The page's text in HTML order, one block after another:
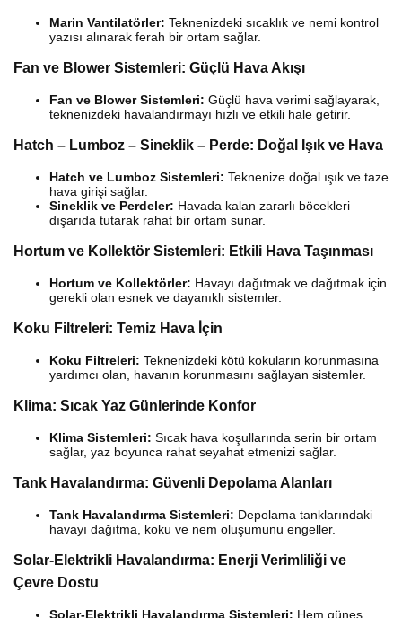
Marin Vantilatörler: Teknenizdeki sıcaklık ve nemi kontrol
yazısı alınarak ferah bir ortam sağlar.
Fan ve Blower Sistemleri: Güçlü Hava Akışı
Fan ve Blower Sistemleri: Güçlü hava verimi sağlayarak,
teknenizdeki havalandırmayı hızlı ve etkili hale getirir.
Hatch – Lumboz – Sineklik – Perde: Doğal Işık ve Hava
Hatch ve Lumboz Sistemleri: Teknenize doğal ışık ve taze
hava girişi sağlar.
Sineklik ve Perdeler: Havada kalan zararlı böcekleri
dışarıda tutarak rahat bir ortam sunar.
Hortum ve Kollektör Sistemleri: Etkili Hava Taşınması
Hortum ve Kollektörler: Havayı dağıtmak ve dağıtmak için
gerekli olan esnek ve dayanıklı sistemler.
Koku Filtreleri: Temiz Hava İçin
Koku Filtreleri: Teknenizdeki kötü kokuların korunmasına
yardımcı olan, havanın korunmasını sağlayan sistemler.
Klima: Sıcak Yaz Günlerinde Konfor
Klima Sistemleri: Sıcak hava koşullarında serin bir ortam
sağlar, yaz boyunca rahat seyahat etmenizi sağlar.
Tank Havalandırma: Güvenli Depolama Alanları
Tank Havalandırma Sistemleri: Depolama tanklarındaki
havayı dağıtma, koku ve nem oluşumunu engeller.
Solar-Elektrikli Havalandırma: Enerji Verimliliği ve
Çevre Dostu
Solar-Elektrikli Havalandırma Sistemleri: Hem güneş